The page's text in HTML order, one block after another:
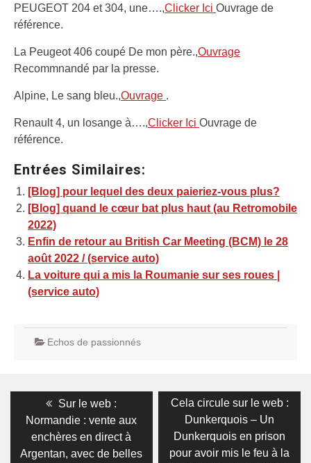
PEUGEOT 204 et 304, une….,Clicker Ici Ouvrage de
référence.
La Peugeot 406 coupé De mon père.,Ouvrage
Recommnandé par la presse.
Alpine, Le sang bleu.,Ouvrage .
Renault 4, un losange à….,Clicker Ici Ouvrage de
référence.
Entrées Similaires:
[Blog] pour lequel des deux paieriez-vous plus?
[Blog] quand le cœur bat plus haut (au Retromobile
2022)
Enfin de retour au British Car Meeting (BCM) le 28
août 2022 / (service auto)
La voiture qui a mis la Roumanie sur ses roues |
(service auto)
Echos de passionnés
Navigation
de
l’article
Previous
post:
Sur le web :
Normandie : vente aux
enchères en direct à
Argentan, avec de belles
Next
post:
Cela circule sur le web :
Dunkerquois – Un
Dunkerquois en prison
pour avoir mis le feu à la